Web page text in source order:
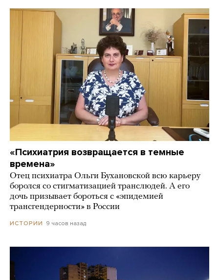
«Психиатрия возвращается в темные
времена»
Отец психиатра Ольги Бухановской всю карьеру
боролся со стигматизацией транслюдей. А его
дочь призывает бороться с «эпидемией
трансгендерности» в России
ИСТОРИИ 9 часов назад